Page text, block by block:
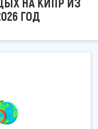
ГОД